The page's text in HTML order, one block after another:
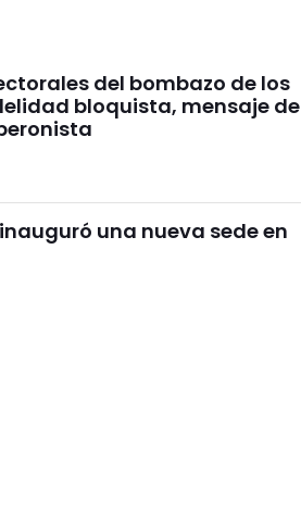
del bombazo de los
bloquista, mensaje de
una nueva sede en